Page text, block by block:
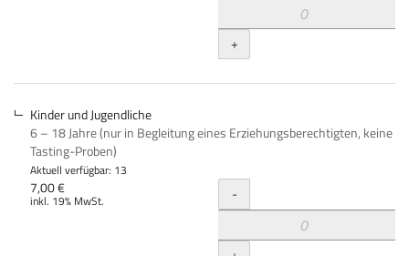
+
Kinder und Jugendliche
6 – 18 Jahre (nur in Begleitung eines Erziehungsberechtigten, keine
Tasting-Proben)
Aktuell verfügbar: 13
7,00 €
inkl. 19% MwSt. Menge
-